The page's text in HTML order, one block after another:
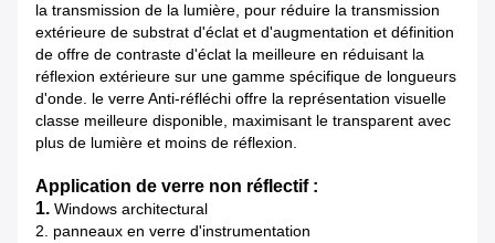
la transmission de la lumière, pour réduire la transmission
extérieure de substrat d'éclat et d'augmentation et définition
de offre de contraste d'éclat la meilleure en réduisant la
réflexion extérieure sur une gamme spécifique de longueurs
d'onde. le verre Anti-réfléchi offre la représentation visuelle
classe meilleure disponible, maximisant le transparent avec
plus de lumière et moins de réflexion.
Application de verre non réflectif :
1. Windows architectural
2. panneaux en verre d'instrumentation